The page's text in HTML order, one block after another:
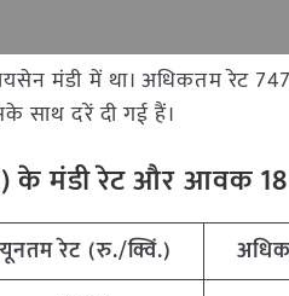
मंडी में था। अधिकतम
साथ दरें दी गई हैं।
के मंडी रेट और आवक
रेट (रु./क्विं.)